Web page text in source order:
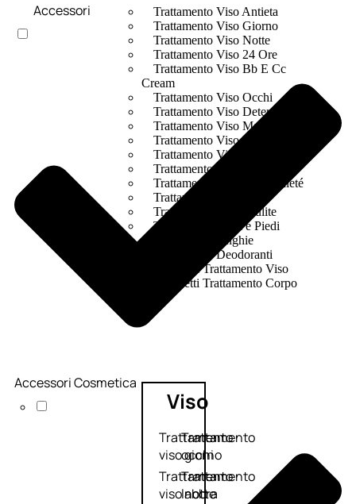
Trattamento Viso Antieta
Trattamento Viso Giorno
Trattamento Viso Notte
Trattamento Viso 24 Ore
Trattamento Viso Bb E Cc
Cream
Trattamento Viso Occhi
Trattamento Viso Detergenza
Trattamento Viso Maschere
Trattamento Viso Idratante
Trattamento Viso Labbra
Trattamento Viso Sieri
Trattamento Collo e Decolleté
Trattamento Corpo
Trattamento Anticellulite
Trattamento Mani e Piedi
Trattamento Unghie
Trattamento Deodoranti
Cofanetti Trattamento Viso
Cofanetti Trattamento Corpo
Viso
Trattamento
viso giorno
Trattamento
viso notte
Trattamento
occhi
Trattamento
labbra
Accessori
Accessori Cosmetica